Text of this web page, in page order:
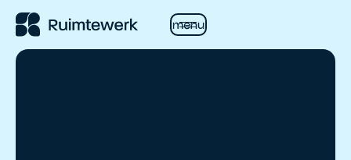
menu